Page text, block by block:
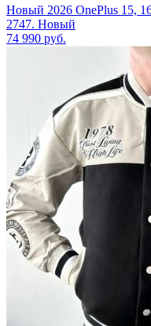
Новый 2026 OnePlus 15,
2747. Новый
74 990 руб.